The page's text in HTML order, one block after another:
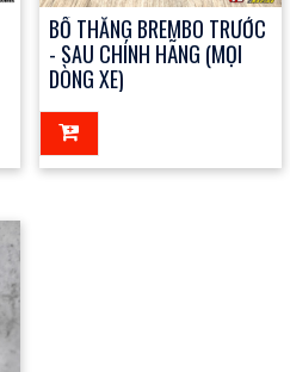
BỐ THẮNG BREMBO TRƯỚC
- SAU CHÍNH HÃNG (MỌI
DÒNG XE)
123đ